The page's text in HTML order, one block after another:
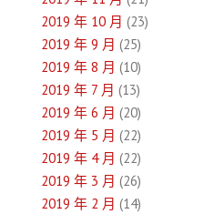
2019 年 10 月 (23)
2019 年 9 月 (25)
2019 年 8 月 (10)
2019 年 7 月 (13)
2019 年 6 月 (20)
2019 年 5 月 (22)
2019 年 4 月 (22)
2019 年 3 月 (26)
2019 年 2 月 (14)